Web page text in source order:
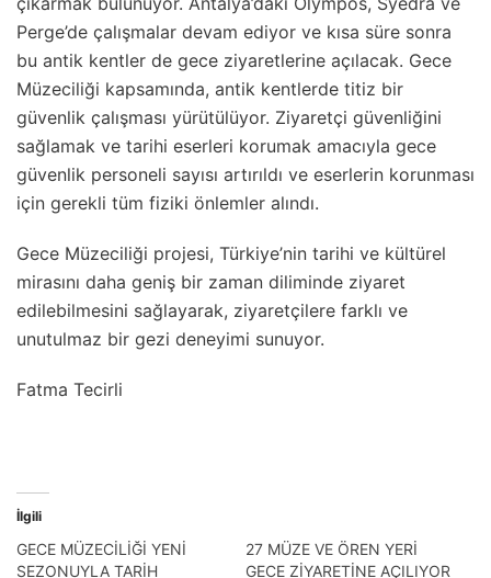
Perge’de çalışmalar devam ediyor ve kısa süre sonra
bu antik kentler de gece ziyaretlerine açılacak. Gece
Müzeciliği kapsamında, antik kentlerde titiz bir
güvenlik çalışması yürütülüyor. Ziyaretçi güvenliğini
sağlamak ve tarihi eserleri korumak amacıyla gece
güvenlik personeli sayısı artırıldı ve eserlerin korunması
için gerekli tüm fiziki önlemler alındı.
Gece Müzeciliği projesi, Türkiye’nin tarihi ve kültürel
mirasını daha geniş bir zaman diliminde ziyaret
edilebilmesini sağlayarak, ziyaretçilere farklı ve
unutulmaz bir gezi deneyimi sunuyor.
Fatma Tecirli
İlgili
GECE MÜZECİLİĞİ YENİ
SEZONUYLA TARİH
27 MÜZE VE ÖREN YERİ
GECE ZİYARETİNE AÇILIYOR